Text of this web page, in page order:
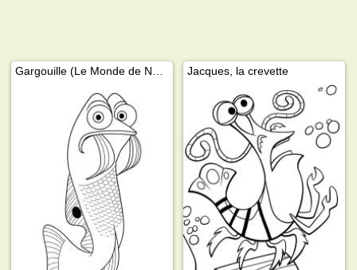
Jacques, la crevette